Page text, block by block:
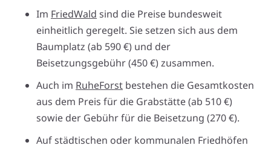
Im FriedWald sind die Preise bundesweit
einheitlich geregelt. Sie setzen sich aus dem
Baumplatz (ab 590 €) und der
Beisetzungsgebühr (450 €) zusammen.
Auch im RuheForst bestehen die Gesamtkosten
aus dem Preis für die Grabstätte (ab 510 €)
sowie der Gebühr für die Beisetzung (270 €).
Auf städtischen oder kommunalen Friedhöfen